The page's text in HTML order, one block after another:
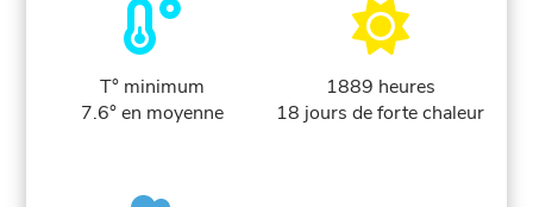
T° minimum
7.6° en moyenne
1889 heures
18 jours de forte chaleur